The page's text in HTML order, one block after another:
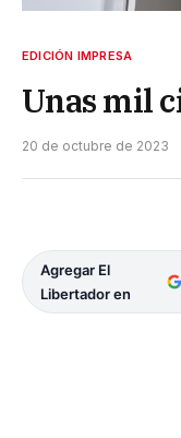
EDICIÓN IMPRESA
Unas mil
20 de octubre de 2023
Agregar El
Libertador en